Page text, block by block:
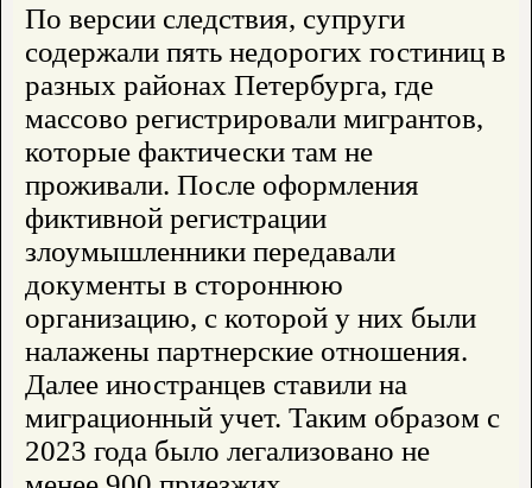
По версии следствия, супруги
содержали пять недорогих гостиниц в
разных районах Петербурга, где
массово регистрировали мигрантов,
которые фактически там не
проживали. После оформления
фиктивной регистрации
злоумышленники передавали
документы в стороннюю
организацию, с которой у них были
налажены партнерские отношения.
Далее иностранцев ставили на
миграционный учет. Таким образом с
2023 года было легализовано не